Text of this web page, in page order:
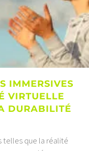
IMMERSIVES
VIRTUELLE
DURABILITÉ
telles que la réalité